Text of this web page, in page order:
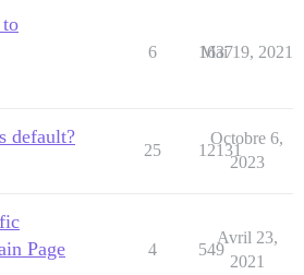
to
6 1637
Mai 19, 2021
default?
25 12131
Octobre 6,
2023
Page
4 549
Avril 23,
2021